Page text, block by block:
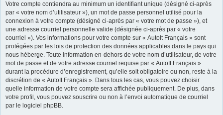
Votre compte contiendra au minimum un identifiant unique (désigné ci-après
par « votre nom d’utilisateur »), un mot de passe personnel utilisé pour la
connexion à votre compte (désigné ci-après par « votre mot de passe »), et
une adresse courriel personnelle valide (désignée ci-après par « votre
courriel »). Vos informations pour votre compte sur « AutoIt Français » sont
protégées par les lois de protection des données applicables dans le pays qui
nous héberge. Toute information en-dehors de votre nom d’utilisateur, de votre
mot de passe et de votre adresse courriel requise par « AutoIt Français »
durant la procédure d’enregistrement, qu’elle soit obligatoire ou non, reste à la
discrétion de « AutoIt Français ». Dans tous les cas, vous pouvez choisir
quelle information de votre compte sera affichée publiquement. De plus, dans
votre profil, vous pouvez souscrire ou non à l’envoi automatique de courriel
par le logiciel phpBB.